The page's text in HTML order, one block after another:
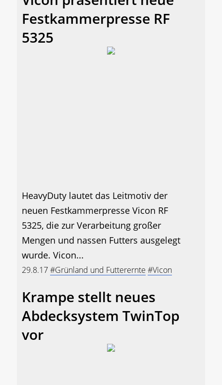
Festkammerpresse RF
5325
HeavyDuty lautet das Leitmotiv der
neuen Festkammerpresse Vicon RF
5325, die zur Verarbeitung großer
Mengen und nassen Futters ausgelegt
wurde. Vicon...
29.8.17#Grünland und Futterernte #Vicon
Krampe stellt neues
Abdecksystem TwinTop
vor